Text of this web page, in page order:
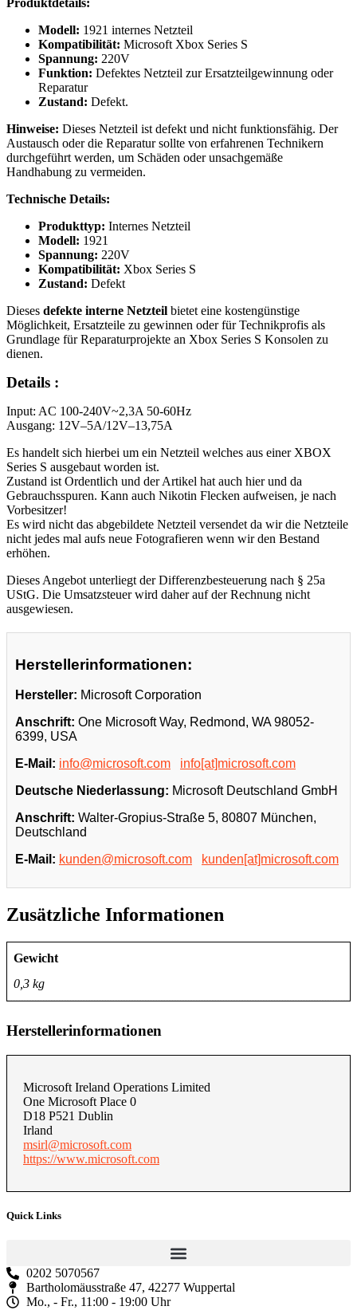
220V
Produktdetails:
Modell: 1921 internes Netzteil
Kompatibilität: Microsoft Xbox Series S
Spannung: 220V
Funktion: Defektes Netzteil zur Ersatzteilgewinnung oder
Reparatur
Zustand: Defekt.
Hinweise: Dieses Netzteil ist defekt und nicht funktionsfähig. Der
Austausch oder die Reparatur sollte von erfahrenen Technikern
durchgeführt werden, um Schäden oder unsachgemäße
Handhabung zu vermeiden.
Technische Details:
Produkttyp: Internes Netzteil
Modell: 1921
Spannung: 220V
Kompatibilität: Xbox Series S
Zustand: Defekt
Dieses defekte interne Netzteil bietet eine kostengünstige
Möglichkeit, Ersatzteile zu gewinnen oder für Technikprofis als
Grundlage für Reparaturprojekte an Xbox Series S Konsolen zu
dienen.
Details :
Input: AC 100-240V~2,3A 50-60Hz
Ausgang: 12V–5A/12V–13,75A
Es handelt sich hierbei um ein Netzteil welches aus einer XBOX
Series S ausgebaut worden ist.
Zustand ist Ordentlich und der Artikel hat auch hier und da
Gebrauchsspuren. Kann auch Nikotin Flecken aufweisen, je nach
Vorbesitzer!
Es wird nicht das abgebildete Netzteil versendet da wir die Netzteile
nicht jedes mal aufs neue Fotografieren wenn wir den Bestand
erhöhen.
Dieses Angebot unterliegt der Differenzbesteuerung nach § 25a
UStG. Die Umsatzsteuer wird daher auf der Rechnung nicht
ausgewiesen.
Herstellerinformationen:
Hersteller: Microsoft Corporation
Anschrift: One Microsoft Way, Redmond, WA 98052-
6399, USA
E-Mail: info@microsoft.com
info[at]microsoft.com
Deutsche Niederlassung: Microsoft Deutschland GmbH
Anschrift: Walter-Gropius-Straße 5, 80807 München,
Deutschland
E-Mail: kunden@microsoft.com kunden[at]microsoft.com
Zusätzliche Informationen
Gewicht
0,3 kg
Herstellerinformationen
Microsoft Ireland Operations Limited
One Microsoft Place 0
D18 P521 Dublin
Irland
msirl@microsoft.com
https://www.microsoft.com
Quick Links
0202 5070567
Bartholomäusstraße 47, 42277 Wuppertal
Mo., - Fr., 11:00 - 19:00 Uhr